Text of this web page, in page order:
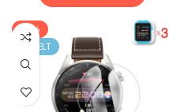
-17%
KIEMELT